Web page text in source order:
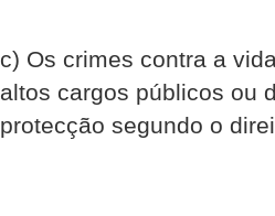
c) Os crimes contra a
altos cargos públicos ou
protecção segundo o